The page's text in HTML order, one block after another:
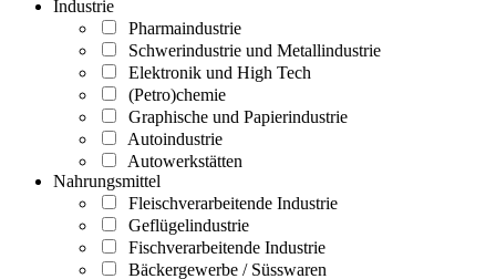
Industrie
Pharmaindustrie
Schwerindustrie und Metallindustrie
Elektronik und High Tech
(Petro)chemie
Graphische und Papierindustrie
Autoindustrie
Autowerkstätten
Nahrungsmittel
Fleischverarbeitende Industrie
Geflügelindustrie
Fischverarbeitende Industrie
Bäckergewerbe / Süsswaren